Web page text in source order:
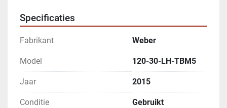
Specificaties
Fabrikant Weber
Model 120-30-LH-TBM5
Jaar 2015
Conditie Gebruikt